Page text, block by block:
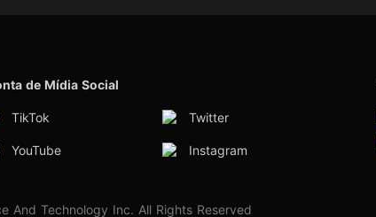
de Mídia Social
TikTok Twitter
YouTube Instagram
And Technology Inc. All Rights Reserved